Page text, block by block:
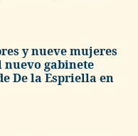
y nueve mujeres
nuevo gabinete
De la Espriella en